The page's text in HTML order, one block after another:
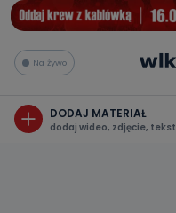
Na żywo
DODAJ MATERIAŁ
dodaj wideo, zdjęcie, tekst